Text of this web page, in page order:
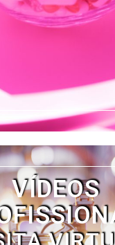
VÍDEOS